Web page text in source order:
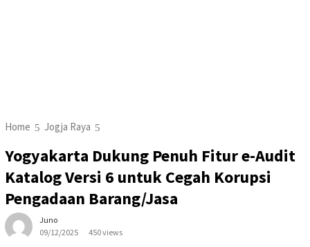
Home Jogja Raya
Yogyakarta Dukung Penuh Fitur e-Audit
Katalog Versi 6 untuk Cegah Korupsi
Pengadaan Barang/Jasa
Juno
09/12/2025
450 views